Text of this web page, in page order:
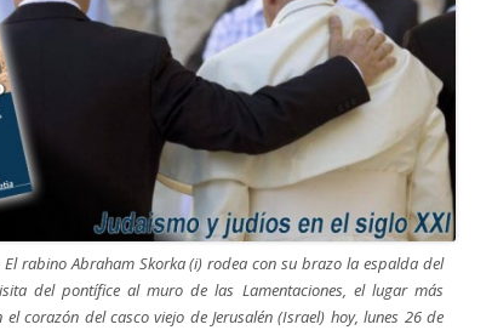
El rabino Abraham Skorka (i) rodea con su brazo la espalda del
del pontífice al muro de las Lamentaciones, el lugar más
corazón del casco viejo de Jerusalén (Israel) hoy, lunes 26 de